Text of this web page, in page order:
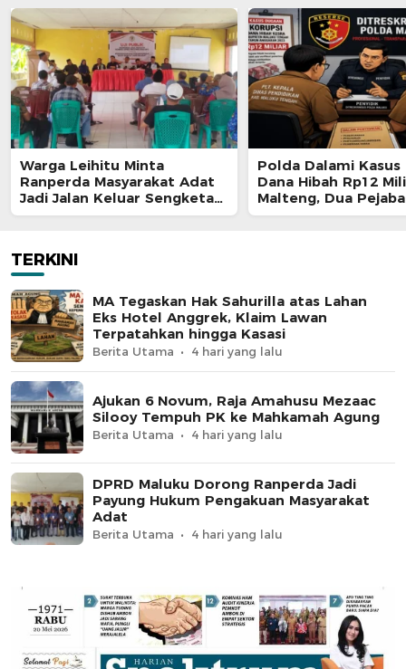
Warga Leihitu Minta
Ranperda Masyarakat Adat
Jadi Jalan Keluar Sengketa
Enam Dusun Tanjung Sial
Polda Dalami Kasus
Dana Hibah Rp12
Malteng, Dua
Pemkab Diperiksa
TERKINI
MA Tegaskan Hak Sahurilla atas Lahan
Eks Hotel Anggrek, Klaim Lawan
Terpatahkan hingga Kasasi
Berita Utama 4 hari yang lalu
Ajukan 6 Novum, Raja Amahusu Mezaac
Silooy Tempuh PK ke Mahkamah Agung
Berita Utama 4 hari yang lalu
DPRD Maluku Dorong Ranperda Jadi
Payung Hukum Pengakuan Masyarakat
Adat
Berita Utama 4 hari yang lalu